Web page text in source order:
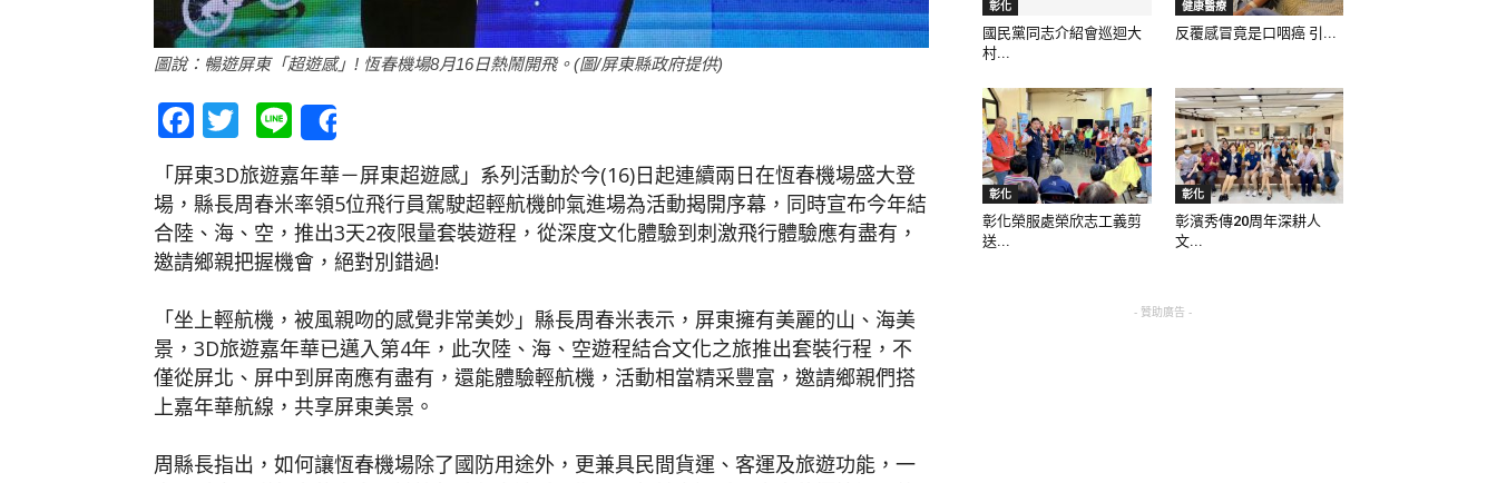
網
圖說：暢遊屏東「超遊感」! 恆春機場8月16日熱鬧開飛。(圖/屏東縣政府提供)
Facebook
Twitter
Line
「屏東3D旅遊嘉年華－屏東超遊感」系列活動於今(16)日起連續兩日在恆春機場盛大登
場，縣長周春米率領5位飛行員駕駛超輕航機帥氣進場為活動揭開序幕，同時宣布今年結
合陸、海、空，推出3天2夜限量套裝遊程，從深度文化體驗到刺激飛行體驗應有盡有，
邀請鄉親把握機會，絕對別錯過!
「坐上輕航機，被風親吻的感覺非常美妙」縣長周春米表示，屏東擁有美麗的山、海美
景，3D旅遊嘉年華已邁入第4年，此次陸、海、空遊程結合文化之旅推出套裝行程，不
僅從屏北、屏中到屏南應有盡有，還能體驗輕航機，活動相當精采豐富，邀請鄉親們搭
上嘉年華航線，共享屏東美景。
周縣長指出，如何讓恆春機場除了國防用途外，更兼具民間貨運、客運及旅遊功能，一
彰化
國民黨同志介紹會巡迴大
村...
健康醫療
反覆感冒竟是口咽癌 引...
彰化
彰化榮服處榮欣志工義剪
送...
彰化
彰濱秀傳20周年深耕人
文...
- 贊助廣告 -